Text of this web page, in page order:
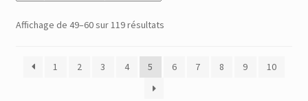
Compte
Connexion
Affichage de 49–60 sur 119 résultatsTrié
récent
1 2 3 4 5 6 7 8 9 10